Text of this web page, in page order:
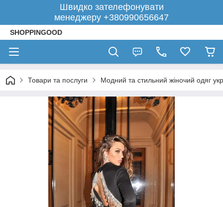
Швидко зателефонувати
менеджеру +380990656647
SHOPPINGOOD
Товари та послуги Модний та стильний жіночий одяг